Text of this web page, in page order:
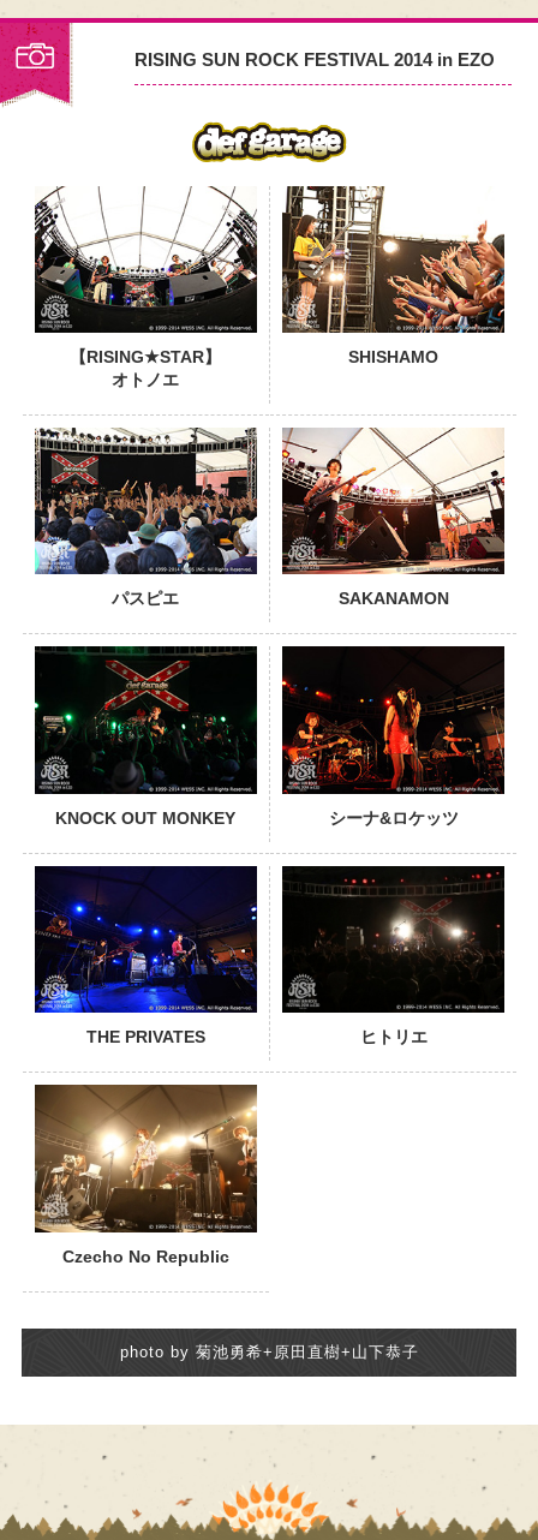
RISING SUN ROCK FESTIVAL 2014 in EZO
【RISING★STAR】
オトノエ
SHISHAMO
PHOTO
パスピエ SAKANAMON
PHOTO
KNOCK OUT MONKEY シーナ&ロケッツ
PHOTO
THE PRIVATES ヒトリエ
PHOTO
Czecho No Republic
photo by 菊池勇希+原田直樹+山下恭子